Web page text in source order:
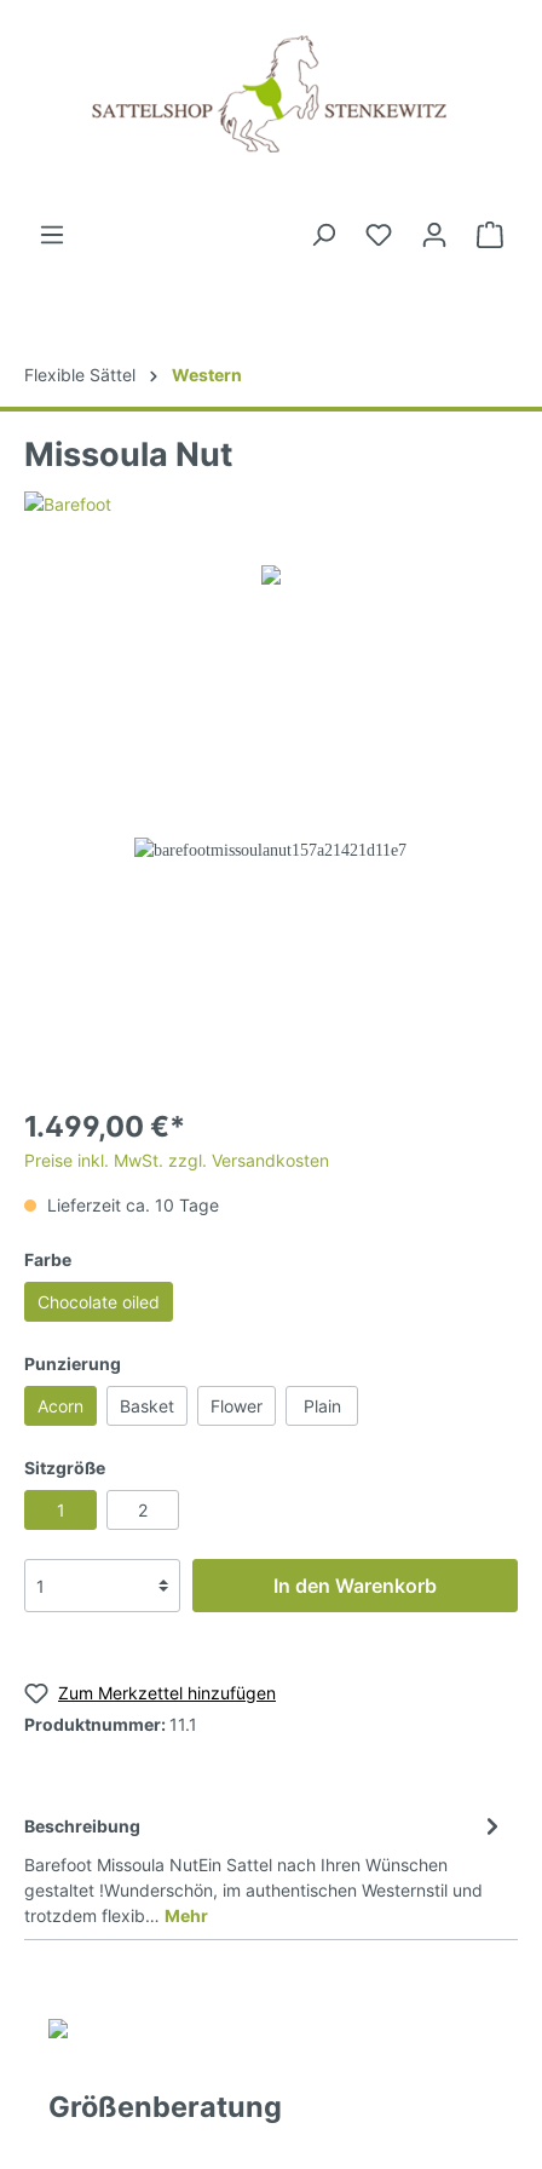
Flexible Sättel Western
Missoula Nut
1.499,00 €*
Preise inkl. MwSt. zzgl. Versandkosten
Lieferzeit ca. 10 Tage
Farbe
Chocolate oiled
Punzierung
Acorn Basket Flower Plain
Sitzgröße
1 2
In den Warenkorb
Zum Merkzettel hinzufügen
Produktnummer: 11.1
Beschreibung
Barefoot Missoula NutEin Sattel nach Ihren Wünschen
gestaltet !Wunderschön, im authentischen Westernstil und
trotzdem flexib… Mehr
Größenberatung